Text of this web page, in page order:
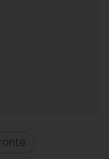
que el